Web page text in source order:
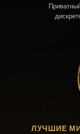
ЛУЧШИЕ